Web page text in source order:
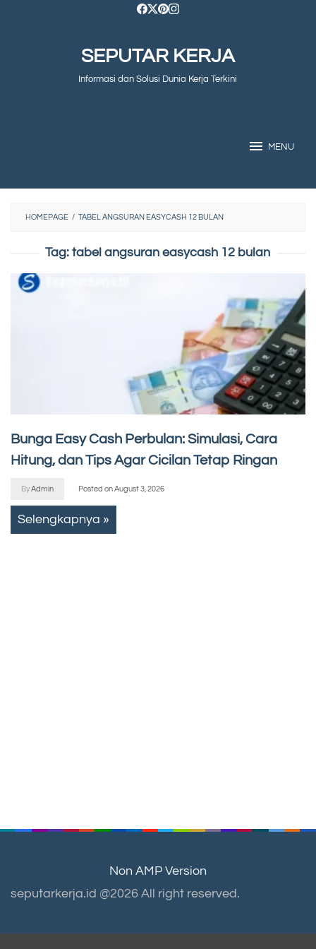
SEPUTAR KERJA
Informasi dan Solusi Dunia Kerja Terkini
MENU
HOMEPAGE / TABEL ANGSURAN EASYCASH 12 BULAN
Tag:tabel angsuran easycash 12 bulan
Bunga Easy Cash Perbulan: Simulasi, Cara
Hitung, dan Tips Agar Cicilan Tetap Ringan
ByAdmin Posted onAugust 3, 2026
Selengkapnya »
Non AMP Version
seputarkerja.id @2026 All right reserved.